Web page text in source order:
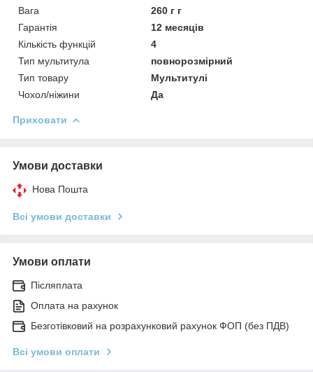
Вага
260 г г
Гарантія
12 месяців
Кількість функцій
4
Тип мультитула
повнорозмірний
Тип товару
Мультитулі
Чохол/ніжини
Да
Приховати
Умови доставки
Нова Пошта
Всі умови доставки
Умови оплати
Післяплата
Оплата на рахунок
Безготівковий на розрахунковий рахунок ФОП (без ПДВ)
Всі умови оплати